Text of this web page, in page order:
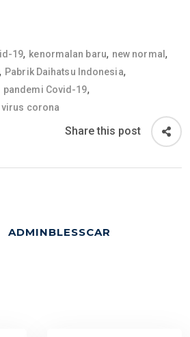
19, kenormalan baru, new normal ,
, Pabrik Daihatsu Indonesia,
pandemi Covid-19,
virus corona
Share this post
ADMINBLESSCAR